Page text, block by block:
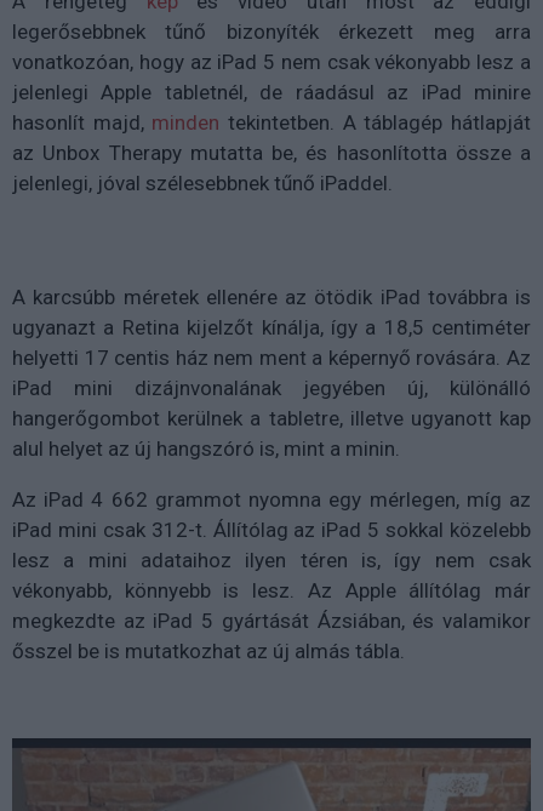
legerősebbnek tűnő bizonyíték érkezett meg arra
vonatkozóan, hogy az iPad 5 nem csak vékonyabb lesz a
jelenlegi Apple tabletnél, de ráadásul az iPad minire
hasonlít majd, minden tekintetben. A táblagép hátlapját
az Unbox Therapy mutatta be, és hasonlította össze a
jelenlegi, jóval szélesebbnek tűnő iPaddel.
A karcsúbb méretek ellenére az ötödik iPad továbbra is
ugyanazt a Retina kijelzőt kínálja, így a 18,5 centiméter
helyetti 17 centis ház nem ment a képernyő rovására. Az
iPad mini dizájnvonalának jegyében új, különálló
hangerőgombot kerülnek a tabletre, illetve ugyanott kap
alul helyet az új hangszóró is, mint a minin.
Az iPad 4 662 grammot nyomna egy mérlegen, míg az
iPad mini csak 312-t. Állítólag az iPad 5 sokkal közelebb
lesz a mini adataihoz ilyen téren is, így nem csak
vékonyabb, könnyebb is lesz. Az Apple állítólag már
megkezdte az iPad 5 gyártását Ázsiában, és valamikor
ősszel be is mutatkozhat az új almás tábla.